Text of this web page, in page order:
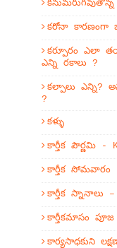
కరోనా కారణంగా
కర్పూరం ఎలా
ఎన్ని రకాలు ?
కల్పాలు ఎన్ని?
?
కళ్ళు
కార్తీక పౌర్ణమి -
కార్తీక సోమవారం
కార్తీక స్నానాలు
కార్తీకమాసం పూజ
కార్యసాధకుని